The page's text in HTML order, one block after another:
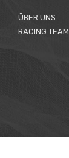
ÜBER UNS
RACING TEAM